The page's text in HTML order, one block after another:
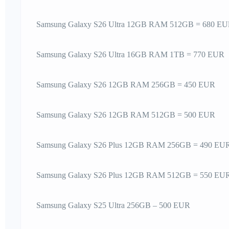
Samsung Galaxy S26 Ultra 12GB RAM 512GB = 680
Samsung Galaxy S26 Ultra 16GB RAM 1TB = 770 EUR
Samsung Galaxy S26 12GB RAM 256GB = 450 EUR
Samsung Galaxy S26 12GB RAM 512GB = 500 EUR
Samsung Galaxy S26 Plus 12GB RAM 256GB = 490
Samsung Galaxy S26 Plus 12GB RAM 512GB = 550
Samsung Galaxy S25 Ultra 256GB – 500 EUR